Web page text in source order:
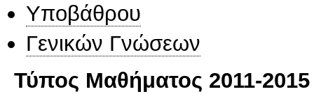
Υποβάθρου
Γενικών Γνώσεων
Τύπος Μαθήματος 2011-2015